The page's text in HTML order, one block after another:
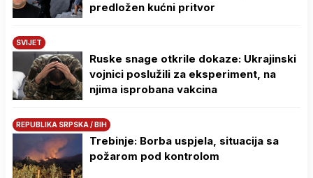
predložen kućni pritvor
SVIJET
Ruske snage otkrile dokaze: Ukrajinski
vojnici poslužili za eksperiment, na
njima isprobana vakcina
REPUBLIKA SRPSKA / BIH
Trebinje: Borba uspjela, situacija sa
požarom pod kontrolom